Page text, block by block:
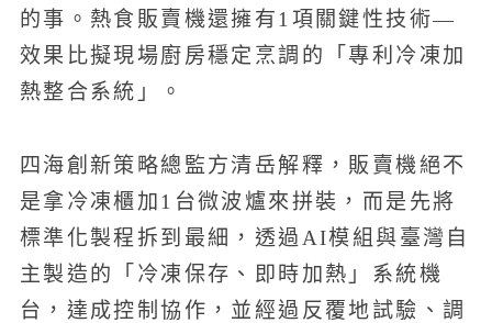
的事。熱食販賣機還擁有1項關鍵性技術—
效果比擬現場廚房穩定烹調的「專利冷凍加
熱整合系統」。
四海創新策略總監方清岳解釋，販賣機絕不
是拿冷凍櫃加1台微波爐來拼裝，而是先將
標準化製程拆到最細，透過AI模組與臺灣自
主製造的「冷凍保存、即時加熱」系統機
台，達成控制協作，並經過反覆地試驗、調